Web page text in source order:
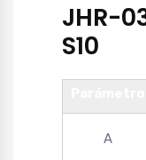
JHR-
S10
A